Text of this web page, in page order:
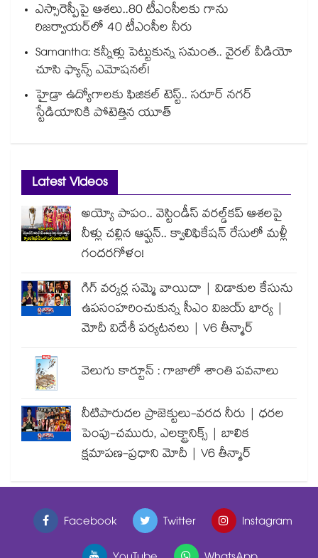
ఎస్సారెస్పీపై ఆశలు..80 టీఎంసీలకు గాను
రిజర్వాయర్‌‌‌‌‌‌‌‌‌‌‌‌‌‌‌‌లో 40 టీఎంసీల నీరు
Samantha: కన్నీళ్లు పెట్టుకున్న సమంత.. వైరల్ వీడియో
చూసి ఫ్యాన్స్ ఎమోషనల్!
హైడ్రా ఉద్యోగాలకు ఫిజికల్ టెస్ట్.. సరూర్ నగర్
స్టేడియానికి పోటెత్తిన యూత్
Latest Videos
అయ్యో పాపం.. వెస్టిండీస్ వరల్డ్‌కప్ ఆశలపై
నీళ్లు చల్లిన ఆఫ్ఘన్.. క్వాలిఫికేషన్ రేసులో మళ్లీ
గందరగోళం!
గిగ్ వర్కర్ల సమ్మె వాయిదా | విడాకుల కేసును
ఉపసంహరించుకున్న సీఎం విజయ్ భార్య |
మోదీ విదేశీ పర్యటనలు | V6 తీన్మార్
వెలుగు కార్టూన్ : గాజాలో శాంతి పవనాలు
నీటిపారుదల ప్రాజెక్టులు-వరద నీరు | ధరల
పెంపు-చమురు, ఎలక్ట్రానిక్స్ | బాలిక
క్షమాపణ-ప్రధాని మోదీ | V6 తీన్మార్
Facebook Twitter
Instagram